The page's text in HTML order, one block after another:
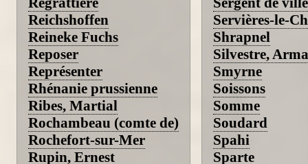
Reichshoffen
Reineke Fuchs
Reposer
Représenter
Rhénanie prussienne
Ribes, Martial
Rochambeau (comte de)
Rochefort-sur-Mer
Rupin, Ernest
Servières-le-
Shrapnel
Silvestre,
Smyrne
Soissons
Somme
Soudard
Spahi
Sparte